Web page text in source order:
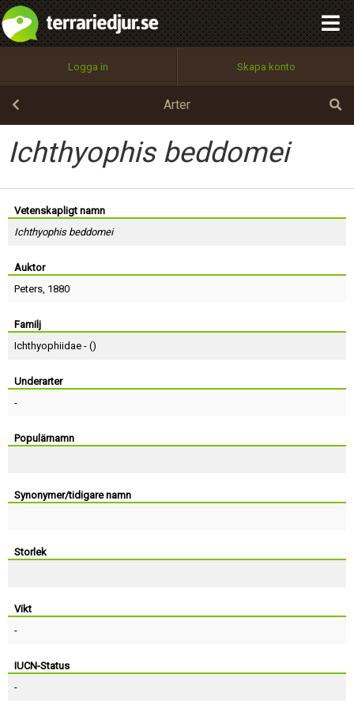
Logga in Skapa konto
Arter
Ichthyophis beddomei
Vetenskapligt namn
Ichthyophis beddomei
Auktor
Peters, 1880
Familj
Ichthyophiidae - ()
Underarter
-
Populärnamn
Synonymer/tidigare namn
Storlek
Vikt
-
IUCN-Status
-
Utför
100%
OK
integritetspolicy
Namn:
Epost:
Användarnamn:
Lösenord:
Terms of Service
Begär nytt lösenord
Tillbaka till förstasidan